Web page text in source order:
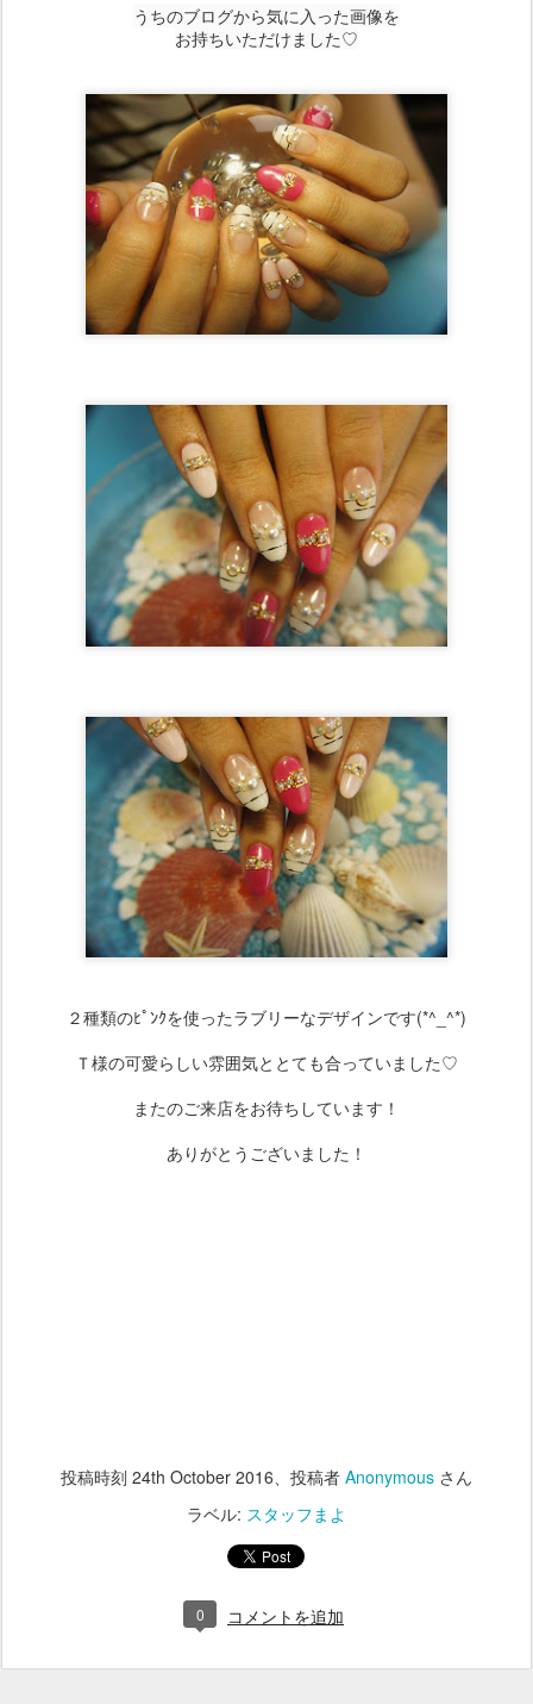
うちのブログから気に入った画像を
お持ちいただけました♡
２種類のﾋﾟﾝｸを使ったラブリーなデザインです(*^_^*)
Ｔ様の可愛らしい雰囲気ととても合っていました♡
またのご来店をお待ちしています！
ありがとうございました！
投稿時刻 24th October 2016、投稿者 Anonymous さん
ラベル: スタッフまよ
0 コメントを追加